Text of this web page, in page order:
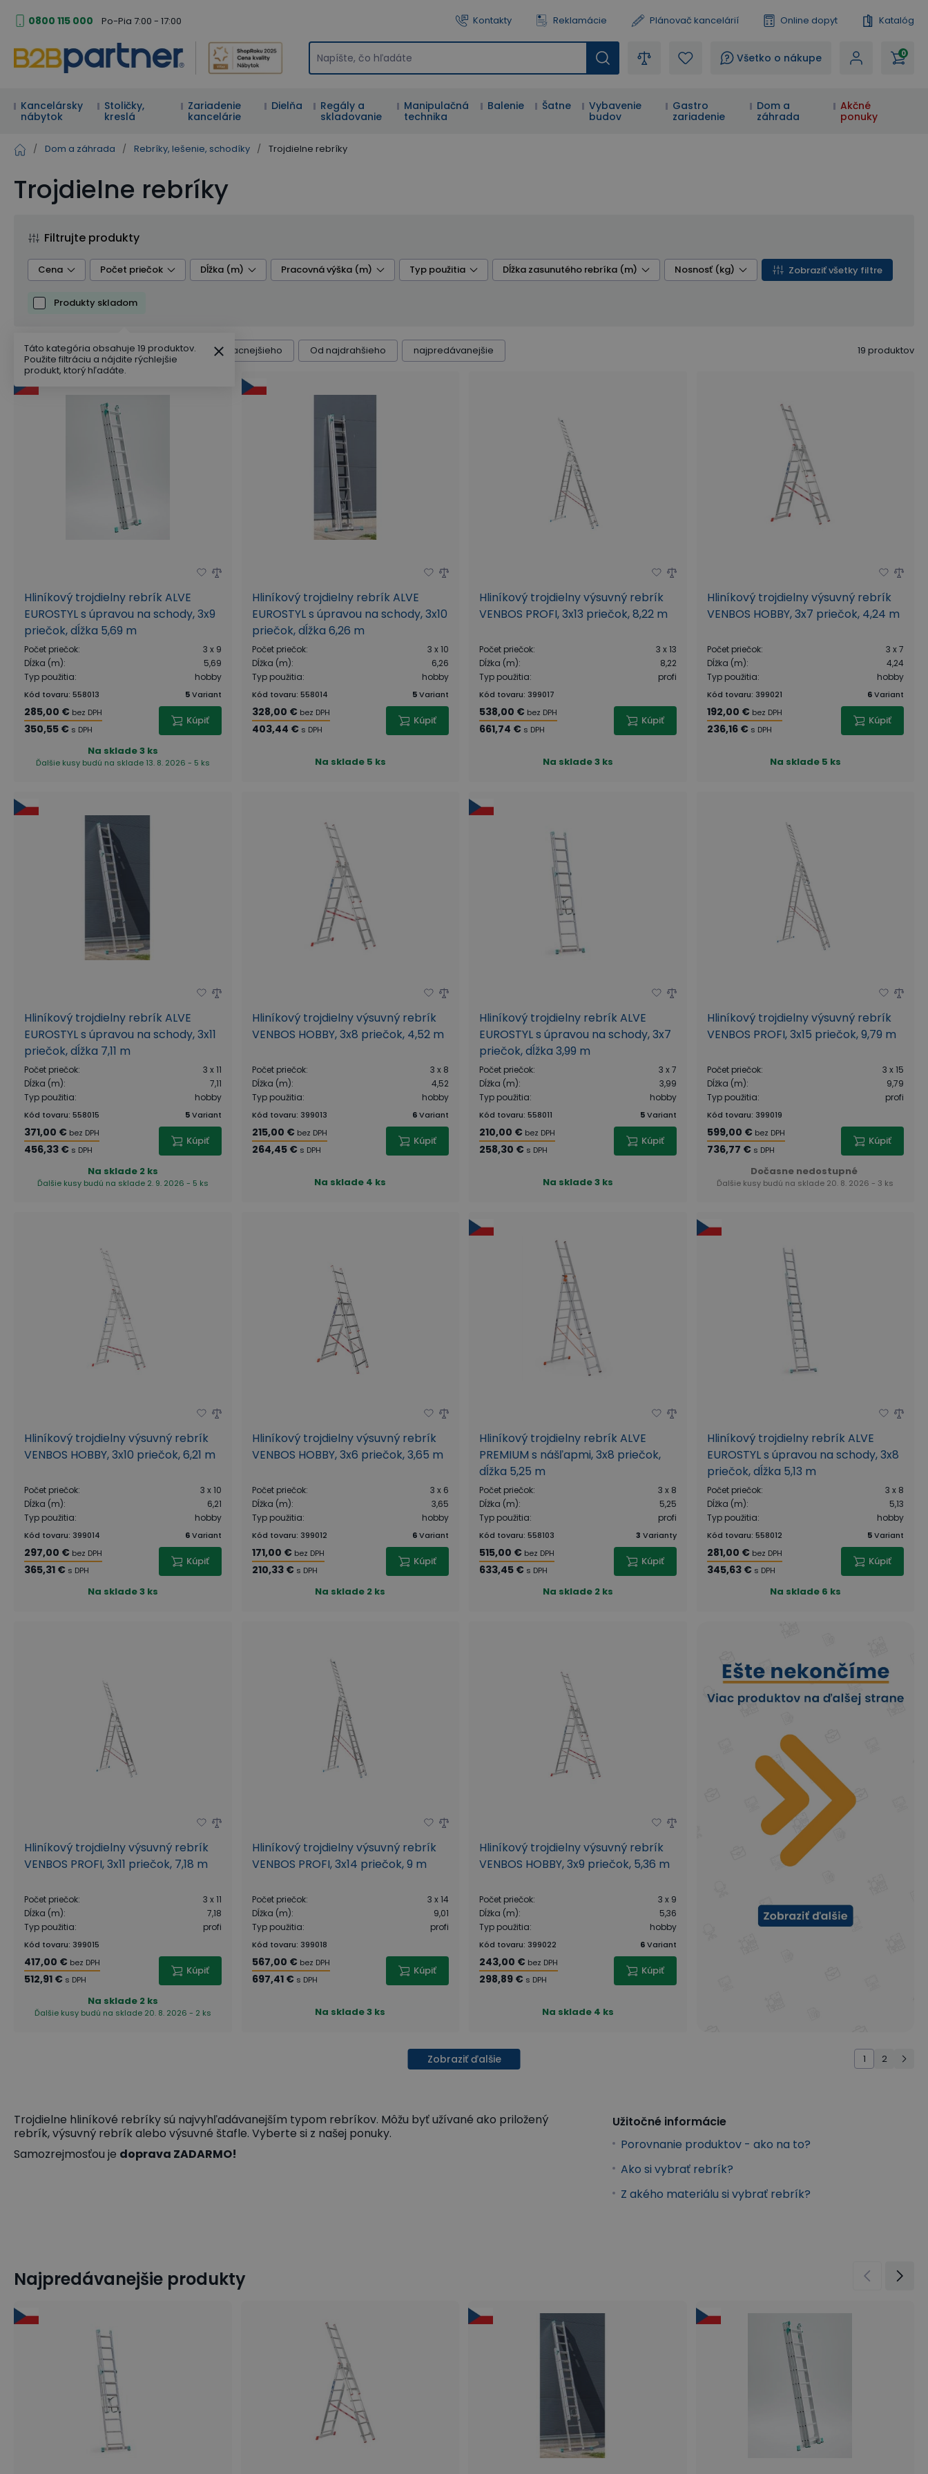
0800 115 000 Po-Pia 7:00 - 17:00 Kontakty Reklamácie Plánovač kancelárií Online dopyt Katalóg
? Všetko o nákupe 0
Kancelársky
nábytok
Stoličky,
kreslá
Zariadenie
kancelárie
Dielňa
Regály a
skladovanie
Manipulačná
technika
Balenie Šatne
Vybavenie
budov
Gastro
zariadenie
Dom a
záhrada
Akčné
ponuky
/ Dom a záhrada / Rebríky, lešenie, schodíky / Trojdielne rebríky
Trojdielne rebríky
Filtrujte produkty
Cena Počet priečok Dĺžka (m) Pracovná výška (m) Typ použitia Dĺžka zasunutého rebríka (m) Nosnosť (kg) Zobraziť všetky filtre
Produkty skladom
Radenie produktov Výchozí Od najlacnejšieho Od najdrahšieho najpredávanejšie 19 produktov
Hliníkový trojdielny rebrík ALVE
EUROSTYL s úpravou na schody, 3x9
priečok, dĺžka 5,69 m
Počet priečok:
3 x 9
Dĺžka (m):
5,69
Typ použitia: hobby
Kód tovaru: 558013 5 Variant
285,00 € bez DPH
350,55 € s DPH
Kúpiť
Na sklade3 ks
Ďalšie kusy budú na sklade 13. 8. 2026 - 5 ks
Hliníkový trojdielny rebrík ALVE
EUROSTYL s úpravou na schody, 3x10
priečok, dĺžka 6,26 m
Počet priečok:
3 x 10
Dĺžka (m):
6,26
Typ použitia: hobby
Kód tovaru: 558014 5Variant
328,00 € bez DPH
403,44 € s DPH
Kúpiť
Na sklade 5 ks
Hliníkový trojdielny výsuvný rebrík
VENBOS PROFI, 3x13 priečok, 8,22 m
Počet priečok:
3 x 13
Dĺžka (m):
8,22
Typ použitia: profi
Kód tovaru: 399017
538,00 € bez DPH
661,74 € s DPH
Kúpiť
Na sklade3 ks
Hliníkový trojdielny výsuvný rebrík
VENBOS HOBBY, 3x7 priečok, 4,24 m
Počet priečok:
3 x 7
Dĺžka (m):
4,24
Typ použitia: hobby
Kód tovaru: 399021 6Variant
192,00 € bez DPH
236,16 € s DPH
Kúpiť
Na sklade 5 ks
Hliníkový trojdielny rebrík ALVE
EUROSTYL s úpravou na schody, 3x11
priečok, dĺžka 7,11 m
Počet priečok:
3 x 11
Dĺžka (m):
7,11
Typ použitia: hobby
Kód tovaru: 558015 5 Variant
371,00 € bez DPH
456,33 € s DPH
Kúpiť
Na sklade 2 ks
Ďalšie kusy budú na sklade 2. 9. 2026 - 5 ks
Hliníkový trojdielny výsuvný rebrík
VENBOS HOBBY, 3x8 priečok, 4,52 m
Počet priečok:
3 x 8
Dĺžka (m):
4,52
Typ použitia: hobby
Kód tovaru: 399013 6Variant
215,00 € bez DPH
264,45 € s DPH
Kúpiť
Na sklade 4 ks
Hliníkový trojdielny rebrík ALVE
EUROSTYL s úpravou na schody, 3x7
priečok, dĺžka 3,99 m
Počet priečok:
3 x 7
Dĺžka (m):
3,99
Typ použitia: hobby
Kód tovaru: 558011 5 Variant
210,00 € bez DPH
258,30 € s DPH
Kúpiť
Na sklade3 ks
Hliníkový trojdielny výsuvný rebrík
VENBOS PROFI, 3x15 priečok, 9,79 m
Počet priečok:
3 x 15
Dĺžka (m):
9,79
Typ použitia: profi
Kód tovaru: 399019
599,00 € bez DPH
736,77 € s DPH
Kúpiť
Dočasne nedostupné
Ďalšie kusy budú na sklade 20. 8. 2026 - 3 ks
Hliníkový trojdielny výsuvný rebrík
VENBOS HOBBY, 3x10 priečok, 6,21 m
Počet priečok:
3 x 10
Dĺžka (m):
6,21
Typ použitia: hobby
Kód tovaru: 399014 6 Variant
297,00 € bez DPH
365,31 € s DPH
Kúpiť
Na sklade3 ks
Hliníkový trojdielny výsuvný rebrík
VENBOS HOBBY, 3x6 priečok, 3,65 m
Počet priečok:
3 x 6
Dĺžka (m):
3,65
Typ použitia: hobby
Kód tovaru: 399012 6Variant
171,00 € bez DPH
210,33 € s DPH
Kúpiť
Na sklade 2 ks
Hliníkový trojdielny rebrík ALVE
PREMIUM s nášľapmi, 3x8 priečok,
dĺžka 5,25 m
Počet priečok:
3 x 8
Dĺžka (m):
5,25
Typ použitia: profi
Kód tovaru: 558103 3 Varianty
515,00 € bez DPH
633,45 € s DPH
Kúpiť
Na sklade 2 ks
Hliníkový trojdielny rebrík ALVE
EUROSTYL s úpravou na schody, 3x8
priečok, dĺžka 5,13 m
Počet priečok:
3 x 8
Dĺžka (m):
5,13
Typ použitia: hobby
Kód tovaru: 558012 5Variant
281,00 € bez DPH
345,63 € s DPH
Kúpiť
Na sklade 6 ks
Hliníkový trojdielny výsuvný rebrík
VENBOS PROFI, 3x11 priečok, 7,18 m
Počet priečok:
3 x 11
Dĺžka (m):
7,18
Typ použitia: profi
Kód tovaru: 399015
417,00 € bez DPH
512,91 € s DPH
Kúpiť
Na sklade 2 ks
Ďalšie kusy budú na sklade 20. 8. 2026 - 2 ks
Hliníkový trojdielny výsuvný rebrík
VENBOS PROFI, 3x14 priečok, 9 m
Počet priečok:
3 x 14
Dĺžka (m):
9,01
Typ použitia: profi
Kód tovaru: 399018
567,00 € bez DPH
697,41 € s DPH
Kúpiť
Na sklade3 ks
Hliníkový trojdielny výsuvný rebrík
VENBOS HOBBY, 3x9 priečok, 5,36 m
Počet priečok:
3 x 9
Dĺžka (m):
5,36
Typ použitia: hobby
Kód tovaru: 399022 6 Variant
243,00 € bez DPH
298,89 € s DPH
Kúpiť
Na sklade 4 ks
Zobraziť ďalšie 1 2
Trojdielne hliníkové rebríky sú najvyhľadávanejším typom rebríkov. Môžu byť užívané ako priložený
rebrík, výsuvný rebrík alebo výsuvné štafle. Vyberte si z našej ponuky.
Samozrejmosťou je doprava ZADARMO!
Užitočné informácie
Porovnanie produktov - ako na to?
Ako si vybrať rebrík?
Z akého materiálu si vybrať rebrík?
Najpredávanejšie produkty
Táto kategória obsahuje 19 produktov.
Použite filtráciu a nájdite rýchlejšie
produkt, ktorý hľadáte.